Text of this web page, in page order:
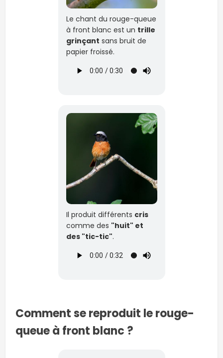
Le chant du rouge-queue
à front blanc est un trille
grinçant sans bruit de
papier froissé.
Il produit différents cris
comme des "huit" et
des "tic-tic".
Comment se reproduit le rouge-
queue à front blanc ?